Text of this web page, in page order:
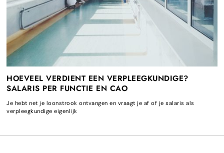
HOEVEEL VERDIENT EEN VERPLEEGKUNDIGE?
SALARIS PER FUNCTIE EN CAO
Je hebt net je loonstrook ontvangen en vraagt je af of je salaris als
verpleegkundige eigenlijk